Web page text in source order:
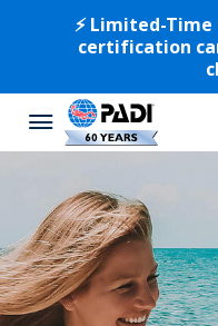
⚡️ Limited-Time
certification